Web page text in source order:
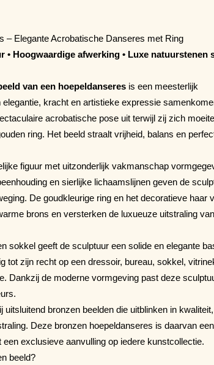
– Elegante Acrobatische Danseres met Ring
Hoogwaardige afwerking • Luxe natuurstenen
van een hoepeldanseres is een meesterlijk
kracht en artistieke expressie
acrobatische pose uit terwijl zij zich
ring. Het beeld straalt vrijheid, balans en
figuur met uitzonderlijk vakmanschap
en sierlijke lichaamslijnen geven de
De goudkleurige ring en het decoratieve haar
brons en versterken de luxueuze uitstraling
sokkel geeft de sculptuur een solide en elegante
tot zijn recht op een dressoir, bureau, sokkel,
Dankzij de moderne vormgeving past deze
uitsluitend bronzen beelden die uitblinken in kwaliteit,
Deze bronzen hoepeldanseres is daarvan een
exclusieve aanvulling op iedere kunstcollectie.
beeld?